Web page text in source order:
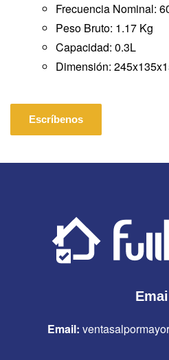
Frecuencia Nominal:
Peso Bruto: 1.17 Kg
Capacidad: 0.3L
Dimensión:
Escríbenos
Email
Email: